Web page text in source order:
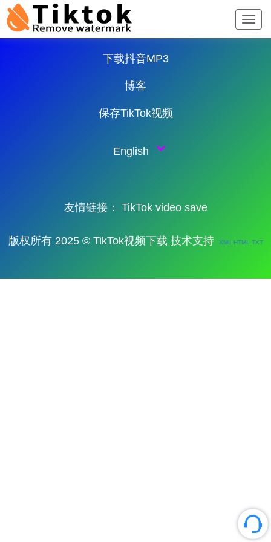
TikTok 下载器∨
下载抖音MP3
博客
保存TikTok视频
English
友情链接： TikTok video save
版权所有 2025 © TikTok视频下载 技术支持 XML HTML TXT